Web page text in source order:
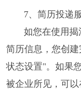
7、简历投递
如您在使用揭
简历信息，您创
状态设置"。如果
被企业所见，可